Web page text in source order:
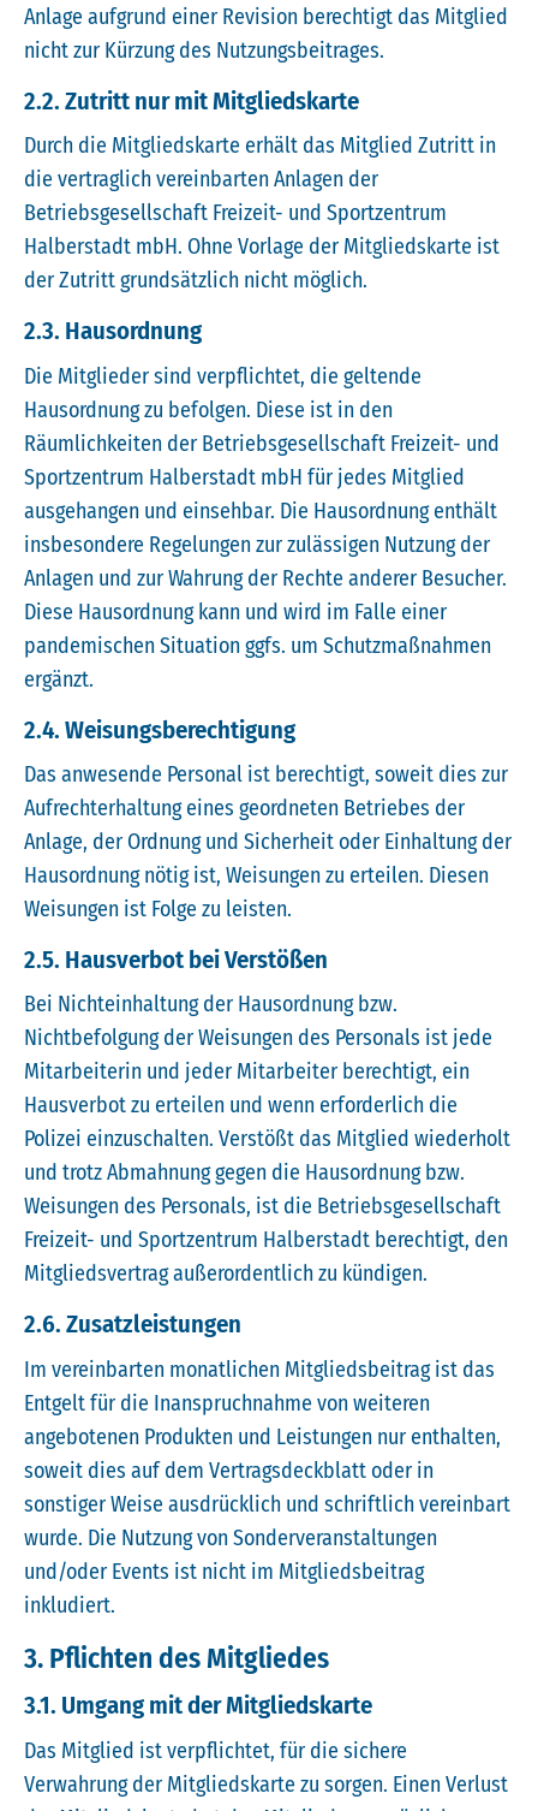
Anlage aufgrund einer Revision berechtigt das Mitglied
nicht zur Kürzung des Nutzungsbeitrages.
2.2. Zutritt nur mit Mitgliedskarte
Durch die Mitgliedskarte erhält das Mitglied Zutritt in
die vertraglich vereinbarten Anlagen der
Betriebsgesellschaft Freizeit- und Sportzentrum
Halberstadt mbH. Ohne Vorlage der Mitgliedskarte ist
der Zutritt grundsätzlich nicht möglich.
2.3. Hausordnung
Die Mitglieder sind verpflichtet, die geltende
Hausordnung zu befolgen. Diese ist in den
Räumlichkeiten der Betriebsgesellschaft Freizeit- und
Sportzentrum Halberstadt mbH für jedes Mitglied
ausgehangen und einsehbar. Die Hausordnung enthält
insbesondere Regelungen zur zulässigen Nutzung der
Anlagen und zur Wahrung der Rechte anderer Besucher.
Diese Hausordnung kann und wird im Falle einer
pandemischen Situation ggfs. um Schutzmaßnahmen
ergänzt.
2.4. Weisungsberechtigung
Das anwesende Personal ist berechtigt, soweit dies zur
Aufrechterhaltung eines geordneten Betriebes der
Anlage, der Ordnung und Sicherheit oder Einhaltung der
Hausordnung nötig ist, Weisungen zu erteilen. Diesen
Weisungen ist Folge zu leisten.
2.5. Hausverbot bei Verstößen
Bei Nichteinhaltung der Hausordnung bzw.
Nichtbefolgung der Weisungen des Personals ist jede
Mitarbeiterin und jeder Mitarbeiter berechtigt, ein
Hausverbot zu erteilen und wenn erforderlich die
Polizei einzuschalten. Verstößt das Mitglied wiederholt
und trotz Abmahnung gegen die Hausordnung bzw.
Weisungen des Personals, ist die Betriebsgesellschaft
Freizeit- und Sportzentrum Halberstadt berechtigt, den
Mitgliedsvertrag außerordentlich zu kündigen.
2.6. Zusatzleistungen
Im vereinbarten monatlichen Mitgliedsbeitrag ist das
Entgelt für die Inanspruchnahme von weiteren
angebotenen Produkten und Leistungen nur enthalten,
soweit dies auf dem Vertragsdeckblatt oder in
sonstiger Weise ausdrücklich und schriftlich vereinbart
wurde. Die Nutzung von Sonderveranstaltungen
und/oder Events ist nicht im Mitgliedsbeitrag
inkludiert.
3. Pflichten des Mitgliedes
3.1. Umgang mit der Mitgliedskarte
Das Mitglied ist verpflichtet, für die sichere
Verwahrung der Mitgliedskarte zu sorgen. Einen Verlust